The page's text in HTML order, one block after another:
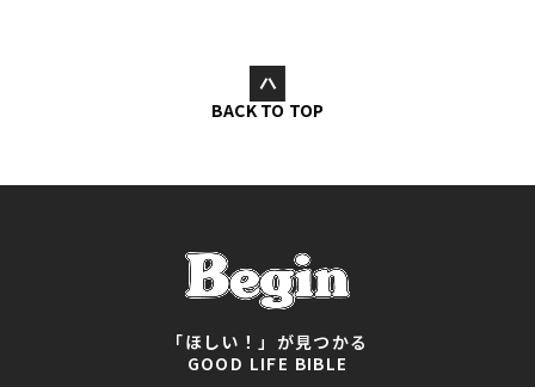
BACK TO TOP
「ほしい！」が見つかる
GOOD LIFE BIBLE